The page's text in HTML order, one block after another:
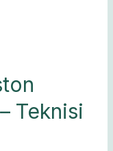
Teknisi